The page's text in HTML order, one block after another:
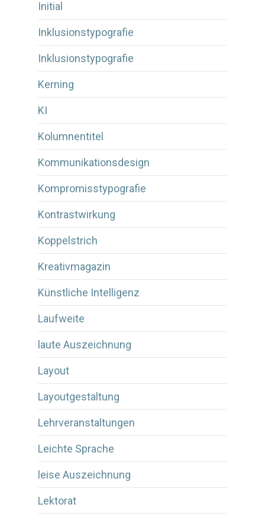
Initial
Inklusionstypografie
Inklusionstypografie
Kerning
KI
Kolumnentitel
Kommunikationsdesign
Kompromisstypografie
Kontrastwirkung
Koppelstrich
Kreativmagazin
Künstliche Intelligenz
Laufweite
laute Auszeichnung
Layout
Layoutgestaltung
Lehrveranstaltungen
Leichte Sprache
leise Auszeichnung
Lektorat